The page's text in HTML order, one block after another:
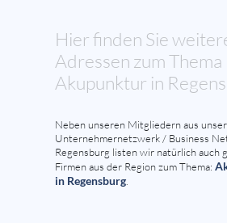
Hier finden Sie
Adressen zum Thema
Akupunktur in
Neben unseren Mitgliedern aus
Unternehmernetzwerk / Business
Regensburg listen wir natürlich auch
Firmen aus der Region zum Thema:
in Regensburg.